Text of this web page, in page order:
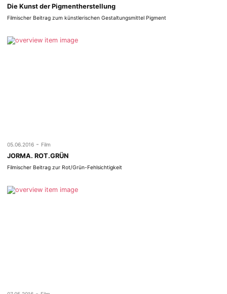
Die Kunst der Pigmentherstellung
Filmischer Beitrag zum künstlerischen Gestaltungsmittel Pigment
05.06.2016 - Film
JORMA. ROT.GRÜN
Filmischer Beitrag zur Rot/Grün-Fehlsichtigkeit